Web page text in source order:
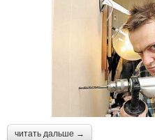
читать дальше →